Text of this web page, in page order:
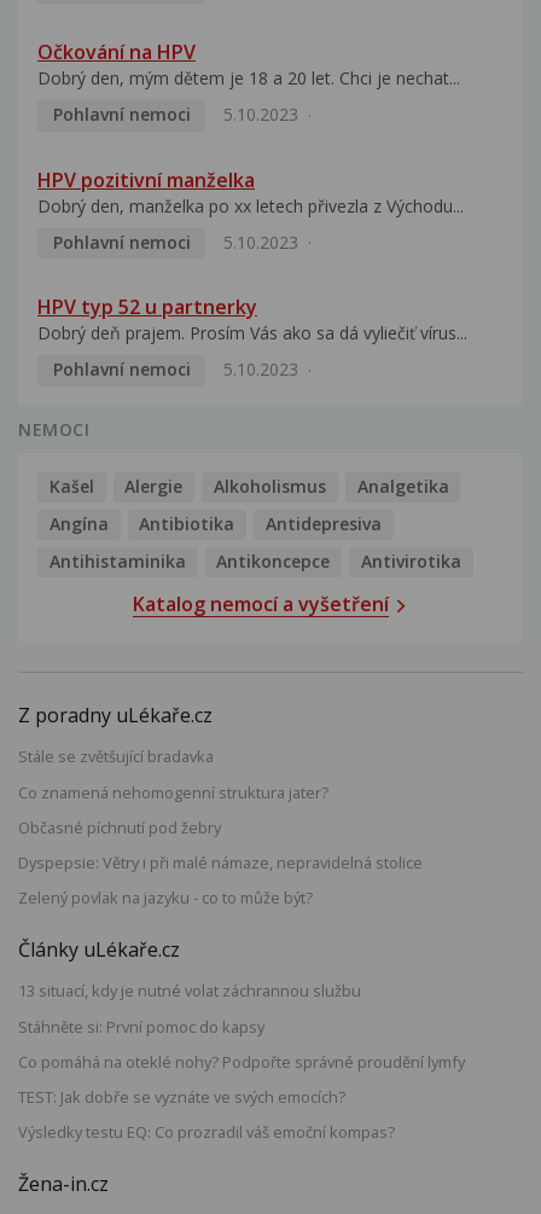
Očkování na HPV
Dobrý den, mým dětem je 18 a 20 let. Chci je nechat...
Pohlavní nemoci
5.10.2023
HPV pozitivní manželka
Dobrý den, manželka po xx letech přivezla z Východu...
Pohlavní nemoci
5.10.2023
HPV typ 52 u partnerky
Dobrý deň prajem. Prosím Vás ako sa dá vyliečiť vírus...
Pohlavní nemoci
5.10.2023
NEMOCI
Kašel Alergie Alkoholismus
Analgetika
Angína
Antibiotika
Antidepresiva
Antihistaminika
Antikoncepce Antivirotika
Katalog nemocí a vyšetření
Z poradny uLékaře.cz
Stále se zvětšující bradavka
Co znamená nehomogenní struktura jater?
Občasné píchnutí pod žebry
Dyspepsie: Větry i při malé námaze, nepravidelná stolice
Zelený povlak na jazyku - co to může být?
Články uLékaře.cz
13 situací, kdy je nutné volat záchrannou službu
Stáhněte si: První pomoc do kapsy
Co pomáhá na oteklé nohy? Podpořte správné proudění lymfy
TEST: Jak dobře se vyznáte ve svých emocích?
Výsledky testu EQ: Co prozradil váš emoční kompas?
Žena-in.cz